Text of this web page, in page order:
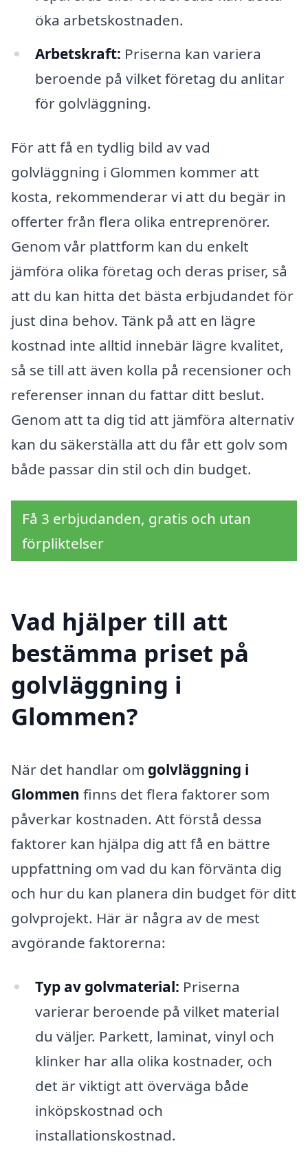
öka arbetskostnaden.
Arbetskraft: Priserna kan variera
beroende på vilket företag du anlitar
för golvläggning.
För att få en tydlig bild av vad
golvläggning i Glommen kommer att
kosta, rekommenderar vi att du begär in
offerter från flera olika entreprenörer.
Genom vår plattform kan du enkelt
jämföra olika företag och deras priser, så
att du kan hitta det bästa erbjudandet för
just dina behov. Tänk på att en lägre
kostnad inte alltid innebär lägre kvalitet,
så se till att även kolla på recensioner och
referenser innan du fattar ditt beslut.
Genom att ta dig tid att jämföra alternativ
kan du säkerställa att du får ett golv som
både passar din stil och din budget.
Få 3 erbjudanden, gratis och utan
förpliktelser
Vad hjälper till att
bestämma priset på
golvläggning i
Glommen?
När det handlar om golvläggning i
Glommen finns det flera faktorer som
påverkar kostnaden. Att förstå dessa
faktorer kan hjälpa dig att få en bättre
uppfattning om vad du kan förvänta dig
och hur du kan planera din budget för ditt
golvprojekt. Här är några av de mest
avgörande faktorerna:
Typ av golvmaterial: Priserna
varierar beroende på vilket material
du väljer. Parkett, laminat, vinyl och
klinker har alla olika kostnader, och
det är viktigt att överväga både
inköpskostnad och
installationskostnad.